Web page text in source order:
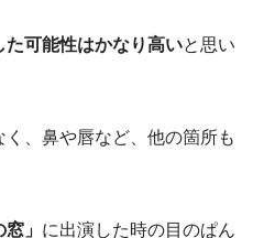
た可能性はかなり高いと思い
、鼻や唇など、他の箇所も
」 に出演した時の目のぱん